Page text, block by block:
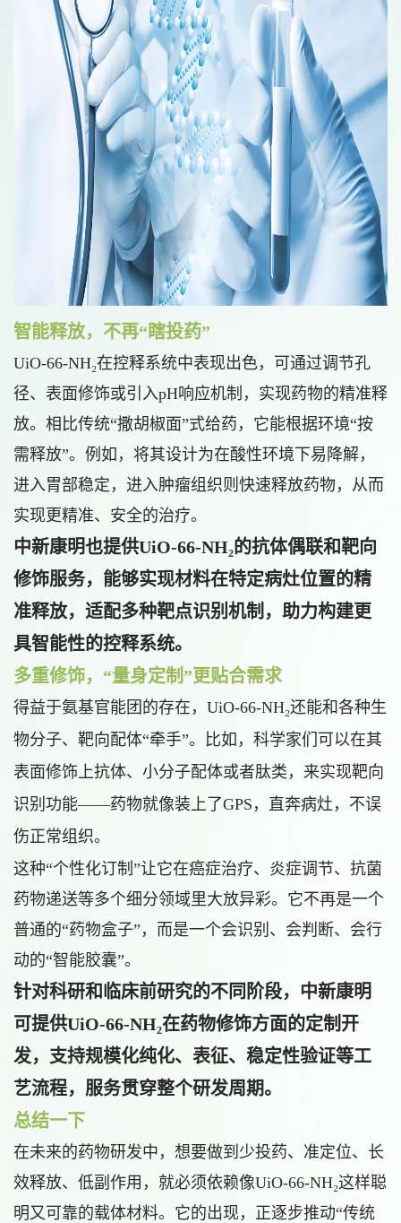
智能释放，不再“瞎投药”
UiO-66-NH₂在控释系统中表现出色，可通过调节孔
径、表面修饰或引入pH响应机制，实现药物的精准释
放。相比传统“撒胡椒面”式给药，它能根据环境“按
需释放”。例如，将其设计为在酸性环境下易降解，
进入胃部稳定，进入肿瘤组织则快速释放药物，从而
实现更精准、安全的治疗。
中新康明也提供UiO-66-NH₂的抗体偶联和靶向
修饰服务，能够实现材料在特定病灶位置的精
准释放，适配多种靶点识别机制，助力构建更
具智能性的控释系统。
多重修饰，“量身定制”更贴合需求
得益于氨基官能团的存在，UiO-66-NH₂还能和各种生
物分子、靶向配体“牵手”。比如，科学家们可以在其
表面修饰上抗体、小分子配体或者肽类 ，来实现靶向
识别功能——药物就像装上了GPS，直奔病灶，不误
伤正常组织。
这种“个性化订制”让它在癌症治疗、炎症调节、抗菌
药物递送等多个细分领域里大放异彩。它不再是一个
普通的“药物盒子”，而是一个会识别、会判断、会行
动的“智能胶囊”。
针对科研和临床前研究的不同阶段，中新康明
可提供UiO-66-NH₂在药物修饰方面的定制开
发，支持规模化纯化、表征、稳定性验证等工
艺流程，服务贯穿整个研发周期。
总结一下
在未来的药物研发中，想要做到少投药、准定位、长
效释放、低副作用，就必须依赖像UiO-66-NH₂这样聪
明又可靠的载体材料。它的出现，正逐步推动“传统